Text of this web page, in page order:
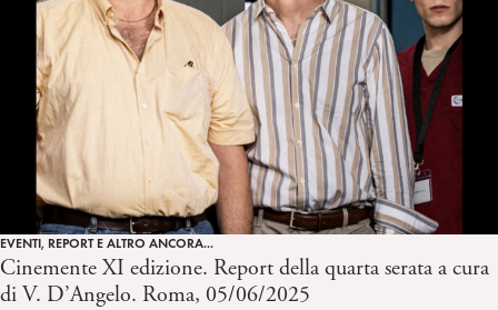
EVENTI, REPORT E ALTRO ANCORA...
Cinemente XI edizione. Report della quarta serata a cura
di V. D’Angelo. Roma, 05/06/2025